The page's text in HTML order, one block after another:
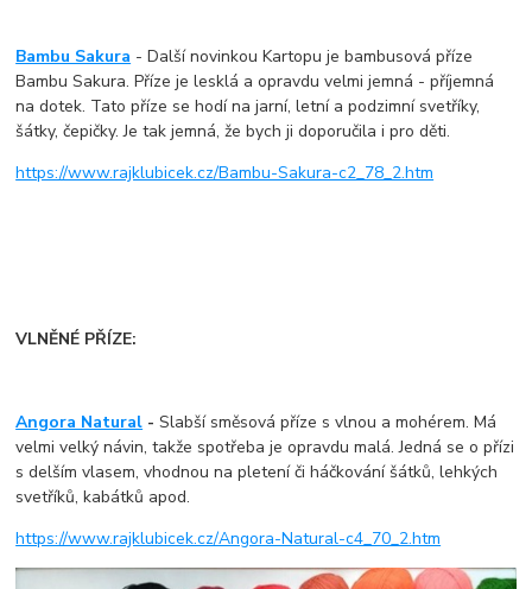
Bambu Sakura - Další novinkou Kartopu je bambusová příze
Bambu Sakura. Příze je lesklá a opravdu velmi jemná - příjemná
na dotek. Tato příze se hodí na jarní, letní a podzimní svetříky,
šátky, čepičky. Je tak jemná, že bych ji doporučila i pro děti.
https://www.rajklubicek.cz/Bambu-Sakura-c2_78_2.htm
VLNĚNÉ PŘÍZE:
Angora Natural -Slabší směsová příze s vlnou a mohérem. Má
velmi velký návin, takže spotřeba je opravdu malá. Jedná se o přízi
s delším vlasem, vhodnou na pletení či háčkování šátků, lehkých
svetříků, kabátků apod.
https://www.rajklubicek.cz/Angora-Natural-c4_70_2.htm